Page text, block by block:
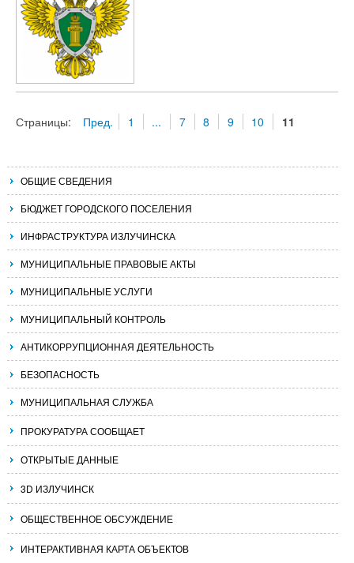
Страницы: Пред. 1 ... 7 8 9 10 11
ОБЩИЕ СВЕДЕНИЯ
БЮДЖЕТ ГОРОДСКОГО ПОСЕЛЕНИЯ
ИНФРАСТРУКТУРА ИЗЛУЧИНСКА
МУНИЦИПАЛЬНЫЕ ПРАВОВЫЕ АКТЫ
МУНИЦИПАЛЬНЫЕ УСЛУГИ
МУНИЦИПАЛЬНЫЙ КОНТРОЛЬ
АНТИКОРРУПЦИОННАЯ ДЕЯТЕЛЬНОСТЬ
БЕЗОПАСНОСТЬ
МУНИЦИПАЛЬНАЯ СЛУЖБА
ПРОКУРАТУРА СООБЩАЕТ
ОТКРЫТЫЕ ДАННЫЕ
3D ИЗЛУЧИНСК
ОБЩЕСТВЕННОЕ ОБСУЖДЕНИЕ
ИНТЕРАКТИВНАЯ КАРТА ОБЪЕКТОВ